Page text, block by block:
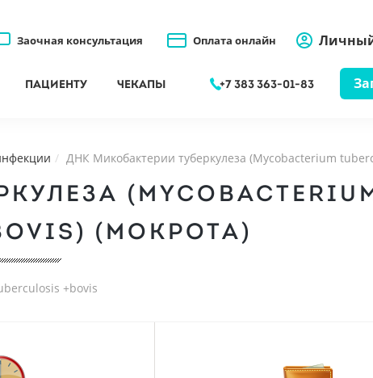
Заочная консультация Оплата онлайн
Пациенту Чекапы +7 383 363-01-83
ДНК Микобактерии туберкулеза (Mycobacterium
(МОКРОТА)
+bovis